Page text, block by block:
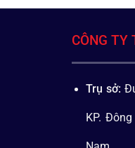
CÔNG TY
Trụ sở:
KP.